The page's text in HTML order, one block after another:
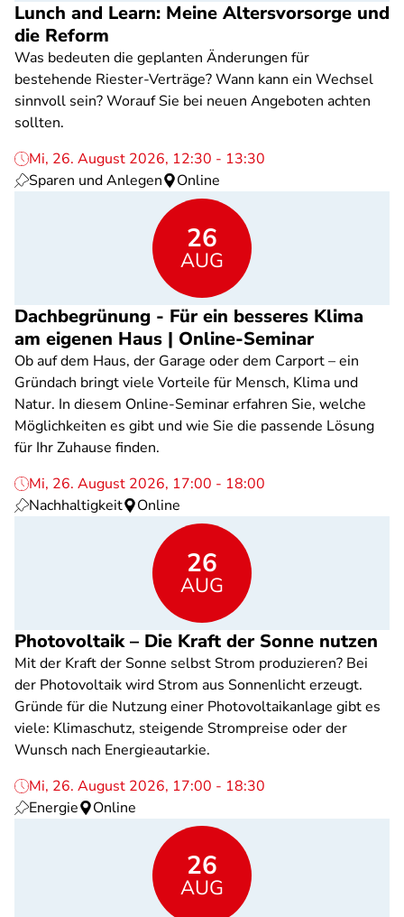
Lunch and Learn: Meine Altersvorsorge und
die Reform
Was bedeuten die geplanten Änderungen für
bestehende Riester-Verträge? Wann kann ein Wechsel
sinnvoll sein? Worauf Sie bei neuen Angeboten achten
sollten.
Mi, 26. August 2026, 12:30 - 13:30
Sparen und Anlegen
Online
26
AUG
Dachbegrünung - Für ein besseres Klima
am eigenen Haus | Online-Seminar
Ob auf dem Haus, der Garage oder dem Carport – ein
Gründach bringt viele Vorteile für Mensch, Klima und
Natur. In diesem Online-Seminar erfahren Sie, welche
Möglichkeiten es gibt und wie Sie die passende Lösung
für Ihr Zuhause finden.
Mi, 26. August 2026, 17:00 - 18:00
Nachhaltigkeit
Online
26
AUG
Photovoltaik – Die Kraft der Sonne nutzen
Mit der Kraft der Sonne selbst Strom produzieren? Bei
der Photovoltaik wird Strom aus Sonnenlicht erzeugt.
Gründe für die Nutzung einer Photovoltaikanlage gibt es
viele: Klimaschutz, steigende Strompreise oder der
Wunsch nach Energieautarkie.
Mi, 26. August 2026, 17:00 - 18:30
Energie
Online
26
AUG